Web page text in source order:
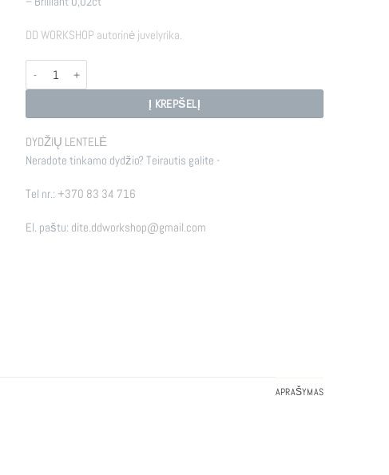
DD WORKSHOP autorinė juvelyrika.
produkto kiekis: R - FIRE
Į KREPŠELĮ
DYDŽIŲ LENTELĖ
Neradote tinkamo dydžio? Teirautis galite -
Tel nr.: +370 83 34 716
El. paštu: dite.ddworkshop@gmail.com
APRAŠYMAS